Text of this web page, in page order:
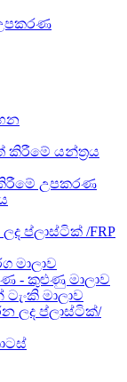
යන්ත්‍රය
උපකරණ
ප්ලාස්ටික් /FRP
මාලාව
- කුළුණු මාලාව
මාලාව
ලද ප්ලාස්ටික්/